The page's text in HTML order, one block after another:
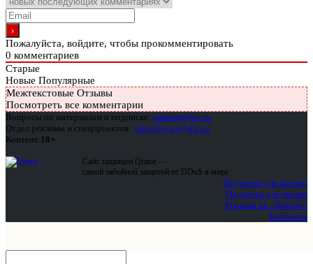
Пожалуйста, войдите, чтобы прокомментировать
0 комментариев
Старые
Новые Популярные
Межтекстовые Отзывы
Посмотреть все комментарии
Вопросы по материалам и подписке: support@glc.ru
Отдел рекламы и спецпроектов: yakovleva.a@glc.ru
Контент 18+
Сайт защищен Qrator —
самой забойной защитой от DDoS в мире
Подписка для физлиц
Подписка для юрлиц
Реклама на «Хакере»
Контакты